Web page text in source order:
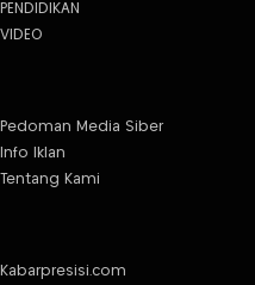
PENDIDIKAN
VIDEO
Pedoman Media Siber
Info Iklan
Tentang Kami
Kabarpresisi.com